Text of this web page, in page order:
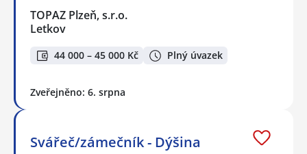
TOPAZ Plzeň, s.r.o.
Letkov
44 000 – 45 000 Kč Plný úvazek
Zveřejněno: 6. srpna
Svářeč/zámečník - Dýšina